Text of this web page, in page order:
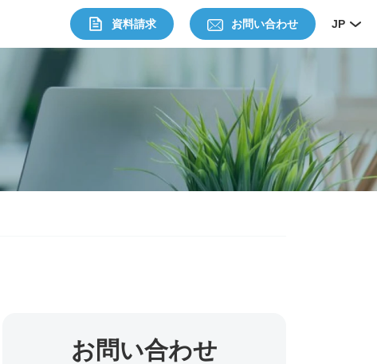
JP
資料請求 お問い合わせ
お問い合わせ